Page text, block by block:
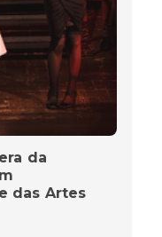
da
das Artes